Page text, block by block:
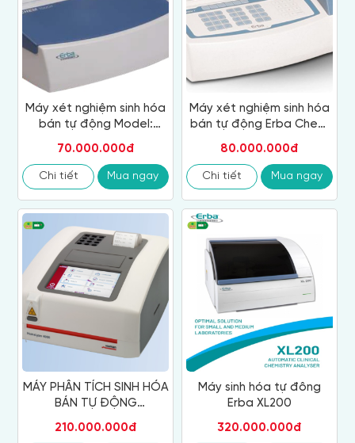
Máy xét nghiệm sinh hóa
bán tự động Model:
70.000.000đ
Chi tiết Mua ngay
Máy xét nghiệm sinh hóa
bán tự động Erba Chem
80.000.000đ
Chi tiết Mua ngay
MÁY PHÂN TÍCH SINH HÓA
BÁN TỰ ĐỘNG
210.000.000đ
Máy sinh hóa tự đông
Erba XL200
320.000.000đ